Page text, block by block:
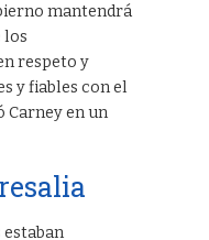
mantendrá
los
respeto y
y fiables con el
Carney en un